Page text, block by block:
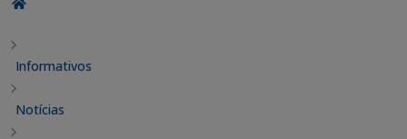
Informativos
Notícias